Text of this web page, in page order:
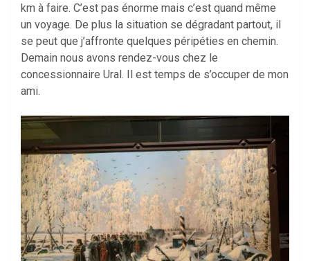
km à faire. C’est pas énorme mais c’est quand même
un voyage. De plus la situation se dégradant partout, il
se peut que j’affronte quelques péripéties en chemin.
Demain nous avons rendez-vous chez le
concessionnaire Ural. Il est temps de s’occuper de mon
ami.